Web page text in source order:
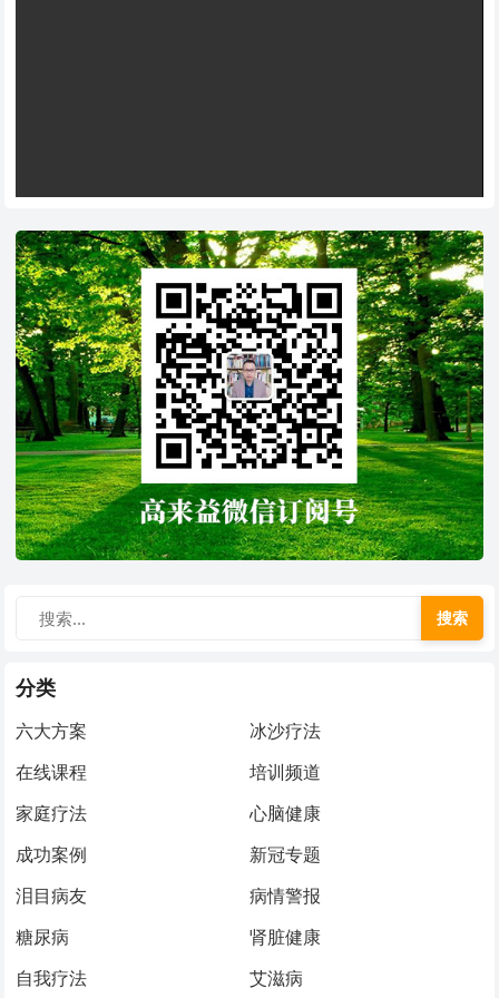
搜索
分类
六大方案
冰沙疗法
在线课程
培训频道
家庭疗法
心脑健康
成功案例
新冠专题
泪目病友
病情警报
糖尿病
肾脏健康
自我疗法
艾滋病